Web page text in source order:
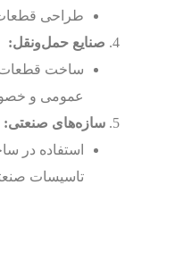
طراحی قطعات
صنایع حمل‌ونقل:
ساخت قطعات
عمومی و
سازه‌های صنعتی:
استفاده در
تاسیسات